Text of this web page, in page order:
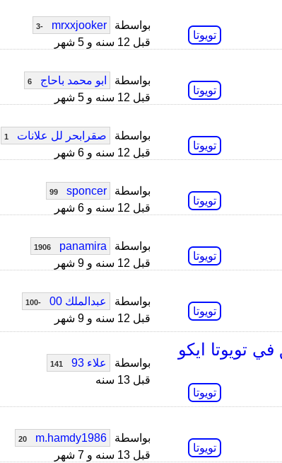
تويوتا
بواسطة mrxxjooker
-3
قبل 12 سنه و 5 شهر
تويوتا
بواسطة ابو محمد باحاج 6
قبل 12 سنه و 5 شهر
تويوتا
بواسطة صقرابحر لل علانات 1
قبل 12 سنه و 6 شهر
تويوتا
بواسطة sponcer
99
قبل 12 سنه و 6 شهر
تويوتا
بواسطة panamira
1906
قبل 12 سنه و 9 شهر
تويوتا
بواسطة عبدالملك 00 -100
قبل 12 سنه و 9 شهر
تويوتا ايكو
تويوتا
بواسطة علاء 93 141
قبل 13 سنه
تويوتا
بواسطة m.hamdy1986
20
قبل 13 سنه و 7 شهر